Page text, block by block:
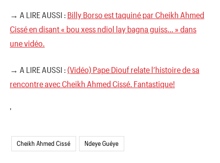
→ A LIRE AUSSI : Billy Borso est taquiné par Cheikh Ahmed
Cissé en disant « bou xess ndiol lay bagna guiss… » dans
une vidéo.
→ A LIRE AUSSI : (Vidéo) Pape Diouf relate l’histoire de sa
rencontre avec Cheikh Ahmed Cissé. Fantastique!
'
Cheikh Ahmed Cissé Ndeye Guéye